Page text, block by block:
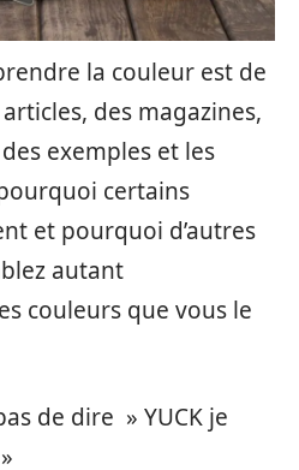
la couleur est de
des magazines,
exemples et les
certains
et pourquoi d’autres
autant
couleurs que vous le
de dire » YUCK je